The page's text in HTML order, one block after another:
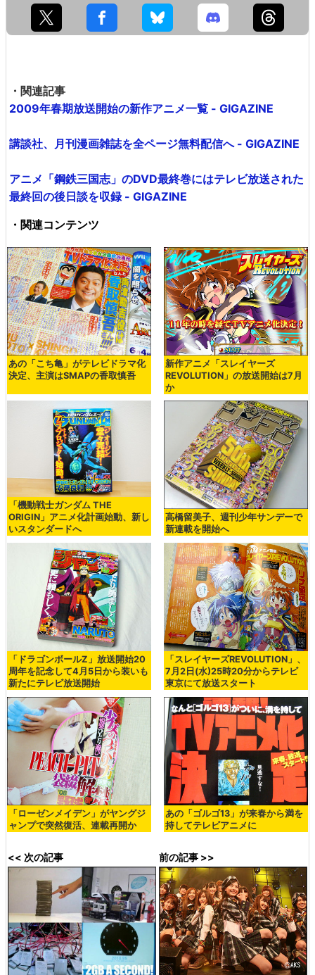
・関連記事
2009年春期放送開始の新作アニメ一覧 - GIGAZINE
講談社、月刊漫画雑誌を全ページ無料配信へ - GIGAZINE
アニメ「鋼鉄三国志」のDVD最終巻にはテレビ放送された
最終回の後日談を収録 - GIGAZINE
・関連コンテンツ
あの「こち亀」がテレビドラマ化
決定、主演はSMAPの香取慎吾
新作アニメ「スレイヤーズ
REVOLUTION」の放送開始は7月
か
「機動戦士ガンダム THE
ORIGIN」アニメ化計画始動、新し
いスタンダードへ
高橋留美子、週刊少年サンデーで
新連載を開始へ
「ドラゴンボールZ」放送開始20
周年を記念して4月5日から装いも
新たにテレビ放送開始
「スレイヤーズREVOLUTION」、
7月2日(水)25時20分からテレビ
東京にて放送スタート
「ローゼンメイデン」がヤングジ
ャンプで突然復活、連載再開か
あの「ゴルゴ13」が来春から満を
持してテレビアニメに
<< 次の記事 前の記事 >>